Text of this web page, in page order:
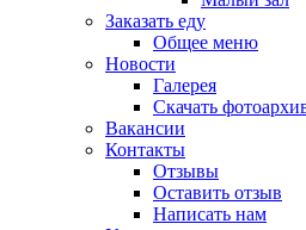
Заказать еду
Общее меню
Новости
Галерея
Скачать
Вакансии
Контакты
Отзывы
Оставить отзыв
Написать нам